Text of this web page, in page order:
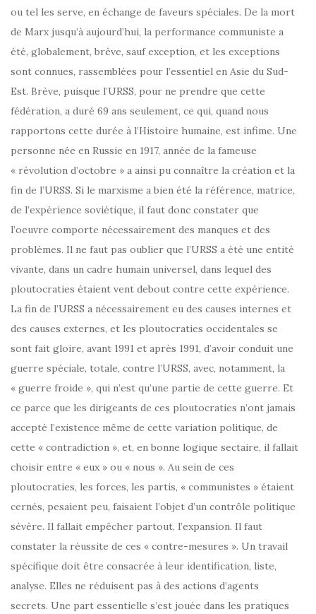
ou tel les serve, en échange de faveurs spéciales. De la mort
de Marx jusqu’à aujourd’hui, la performance communiste a
été, globalement, brève, sauf exception, et les exceptions
sont connues, rassemblées pour l’essentiel en Asie du Sud-
Est. Brève, puisque l’URSS, pour ne prendre que cette
fédération, a duré 69 ans seulement, ce qui, quand nous
rapportons cette durée à l’Histoire humaine, est infime. Une
personne née en Russie en 1917, année de la fameuse
« révolution d’octobre » a ainsi pu connaître la création et la
fin de l’URSS. Si le marxisme a bien été la référence, matrice,
de l’expérience soviétique, il faut donc constater que
l’oeuvre comporte nécessairement des manques et des
problèmes. Il ne faut pas oublier que l’URSS a été une entité
vivante, dans un cadre humain universel, dans lequel des
ploutocraties étaient vent debout contre cette expérience.
La fin de l’URSS a nécessairement eu des causes internes et
des causes externes, et les ploutocraties occidentales se
sont fait gloire, avant 1991 et après 1991, d’avoir conduit une
guerre spéciale, totale, contre l’URSS, avec, notamment, la
« guerre froide », qui n’est qu’une partie de cette guerre. Et
ce parce que les dirigeants de ces ploutocraties n’ont jamais
accepté l’existence même de cette variation politique, de
cette « contradiction », et, en bonne logique sectaire, il fallait
choisir entre « eux » ou « nous ». Au sein de ces
ploutocraties, les forces, les partis, « communistes » étaient
cernés, pesaient peu, faisaient l’objet d’un contrôle politique
sévère. Il fallait empêcher partout, l’expansion. Il faut
constater la réussite de ces « contre-mesures ». Un travail
spécifique doit être consacrée à leur identification, liste,
analyse. Elles ne réduisent pas à des actions d’agents
secrets. Une part essentielle s’est jouée dans les pratiques